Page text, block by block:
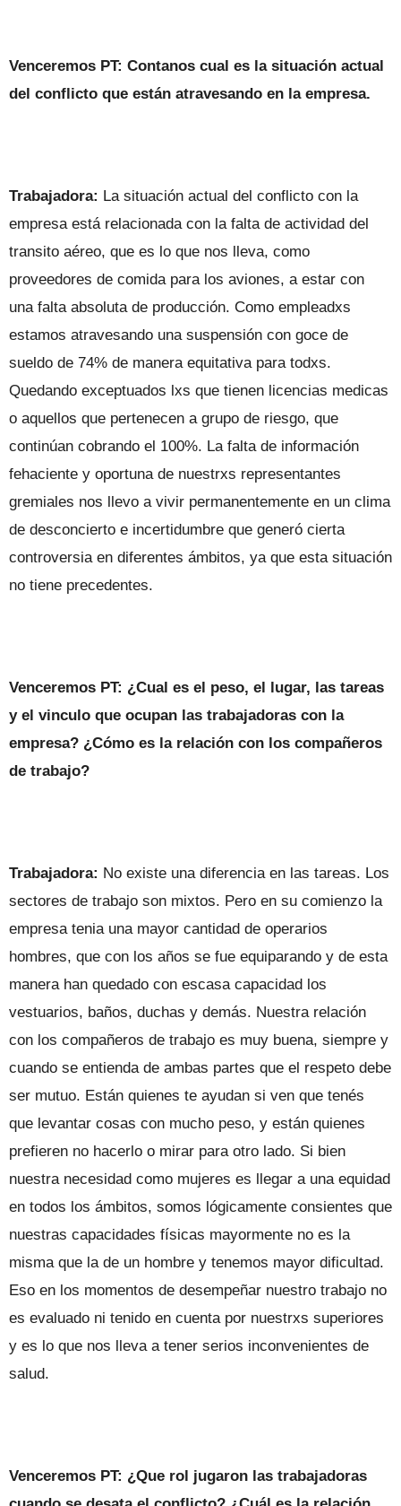
Venceremos PT: Contanos cual es la situación actual
del conflicto que están atravesando en la empresa.
Trabajadora: La situación actual del conflicto con la
empresa está relacionada con la falta de actividad del
transito aéreo, que es lo que nos lleva, como
proveedores de comida para los aviones, a estar con
una falta absoluta de producción. Como empleadxs
estamos atravesando una suspensión con goce de
sueldo de 74% de manera equitativa para todxs.
Quedando exceptuados lxs que tienen licencias medicas
o aquellos que pertenecen a grupo de riesgo, que
continúan cobrando el 100%. La falta de información
fehaciente y oportuna de nuestrxs representantes
gremiales nos llevo a vivir permanentemente en un clima
de desconcierto e incertidumbre que generó cierta
controversia en diferentes ámbitos, ya que esta situación
no tiene precedentes.
Venceremos PT: ¿Cual es el peso, el lugar, las tareas
y el vinculo que ocupan las trabajadoras con la
empresa? ¿Cómo es la relación con los compañeros
de trabajo?
Trabajadora: No existe una diferencia en las tareas. Los
sectores de trabajo son mixtos. Pero en su comienzo la
empresa tenia una mayor cantidad de operarios
hombres, que con los años se fue equiparando y de esta
manera han quedado con escasa capacidad los
vestuarios, baños, duchas y demás. Nuestra relación
con los compañeros de trabajo es muy buena, siempre y
cuando se entienda de ambas partes que el respeto debe
ser mutuo. Están quienes te ayudan si ven que tenés
que levantar cosas con mucho peso, y están quienes
prefieren no hacerlo o mirar para otro lado. Si bien
nuestra necesidad como mujeres es llegar a una equidad
en todos los ámbitos, somos lógicamente consientes que
nuestras capacidades físicas mayormente no es la
misma que la de un hombre y tenemos mayor dificultad.
Eso en los momentos de desempeñar nuestro trabajo no
es evaluado ni tenido en cuenta por nuestrxs superiores
y es lo que nos lleva a tener serios inconvenientes de
salud.
Venceremos PT: ¿Que rol jugaron las trabajadoras